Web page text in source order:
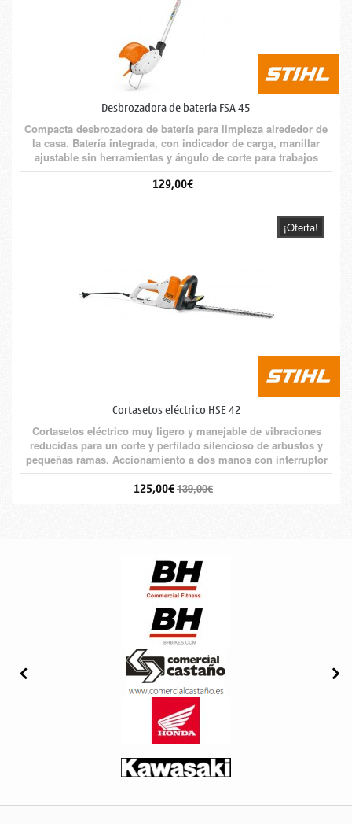
Desbrozadora de batería FSA 45
Compacta desbrozadora de batería para limpieza alrededor de
la casa. Batería integrada, con indicador de carga, manillar
ajustable sin herramientas y ángulo de corte para trabajos
verticales.
129,00€
¡Oferta!
Cortasetos eléctrico HSE 42
Cortasetos eléctrico muy ligero y manejable de vibraciones
reducidas para un corte y perfilado silencioso de arbustos y
pequeñas ramas. Accionamiento a dos manos con interruptor
de conexión en el manillar.
125,00€139,00€